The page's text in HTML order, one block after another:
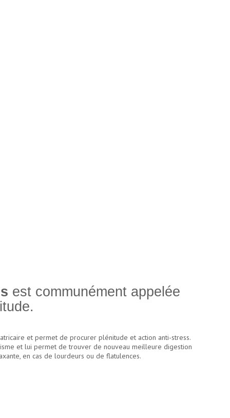
est communément appelée
et permet de procurer plénitude et action anti-stress.
et lui permet de trouver de nouveau meilleure digestion
en cas de lourdeurs ou de flatulences.